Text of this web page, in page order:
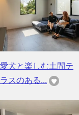
愛犬と楽しむ土間テ
ラスのある...